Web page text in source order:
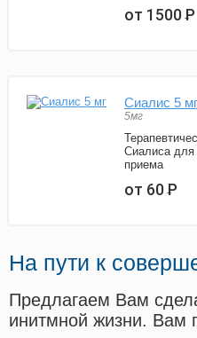
от 1500Р
Сиалис 5 мг
5мг
Сиалиса для
приема
от 60Р
На пути к
Предлагаем Вам
инитмной жизни. Вам